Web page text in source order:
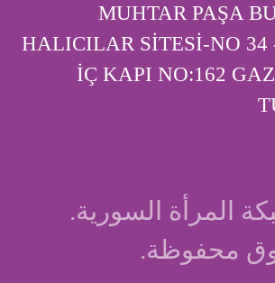
MUHTAR PAŞA
HALICILAR SİTESİ-NO 34
İÇ KAPI ‎NO:162
شبكة المرأة السورية.
محفوظة.